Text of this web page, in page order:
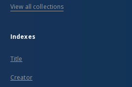
View all collections
Indexes
Title
Creator